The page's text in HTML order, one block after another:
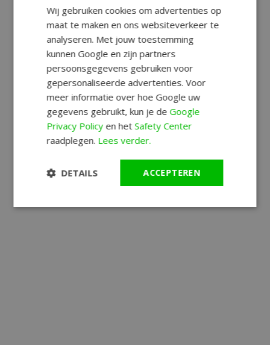
Wij gebruiken cookies om advertenties op
maat te maken en ons websiteverkeer te
analyseren. Met jouw toestemming
kunnen Google en zijn partners
persoonsgegevens gebruiken voor
gepersonaliseerde advertenties. Voor
meer informatie over hoe Google uw
gegevens gebruikt, kun je deGoogle
Privacy Policyen hetSafety Center
raadplegen. Lees verder.
ACCEPTEREN
DETAILS